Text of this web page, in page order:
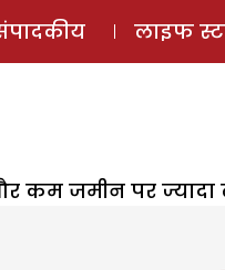
लाइफ
कम जमीन पर